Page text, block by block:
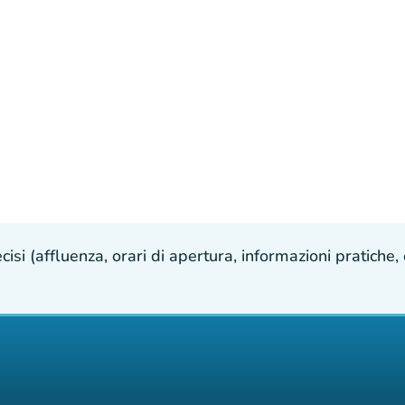
(affluenza, orari di apertura, informazioni pratiche,